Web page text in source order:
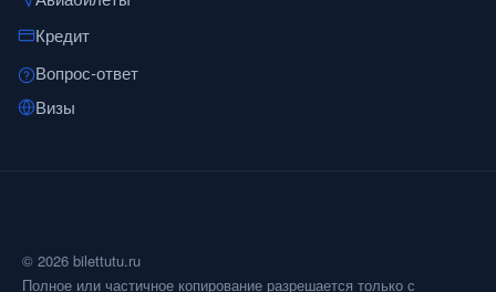
Кредит
Вопрос-ответ
Визы
© 2026 bilettutu.ru
Полное или частичное копирование разрешается только с